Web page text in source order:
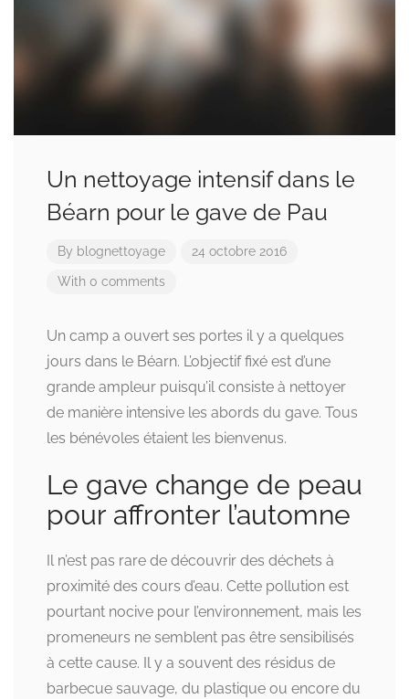
Un nettoyage intensif dans le
Béarn pour le gave de Pau
By blognettoyage 24 octobre 2016
With 0 comments
Un camp a ouvert ses portes il y a quelques
jours dans le Béarn. L’objectif fixé est d’une
grande ampleur puisqu’il consiste à nettoyer
de manière intensive les abords du gave. Tous
les bénévoles étaient les bienvenus.
Le gave change de peau
pour affronter l’automne
Il n’est pas rare de découvrir des déchets à
proximité des cours d’eau. Cette pollution est
pourtant nocive pour l’environnement, mais les
promeneurs ne semblent pas être sensibilisés
à cette cause. Il y a souvent des résidus de
barbecue sauvage, du plastique ou encore du